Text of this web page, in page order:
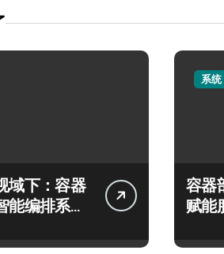
域下：容器
能编排系统
系统
容器
赋能